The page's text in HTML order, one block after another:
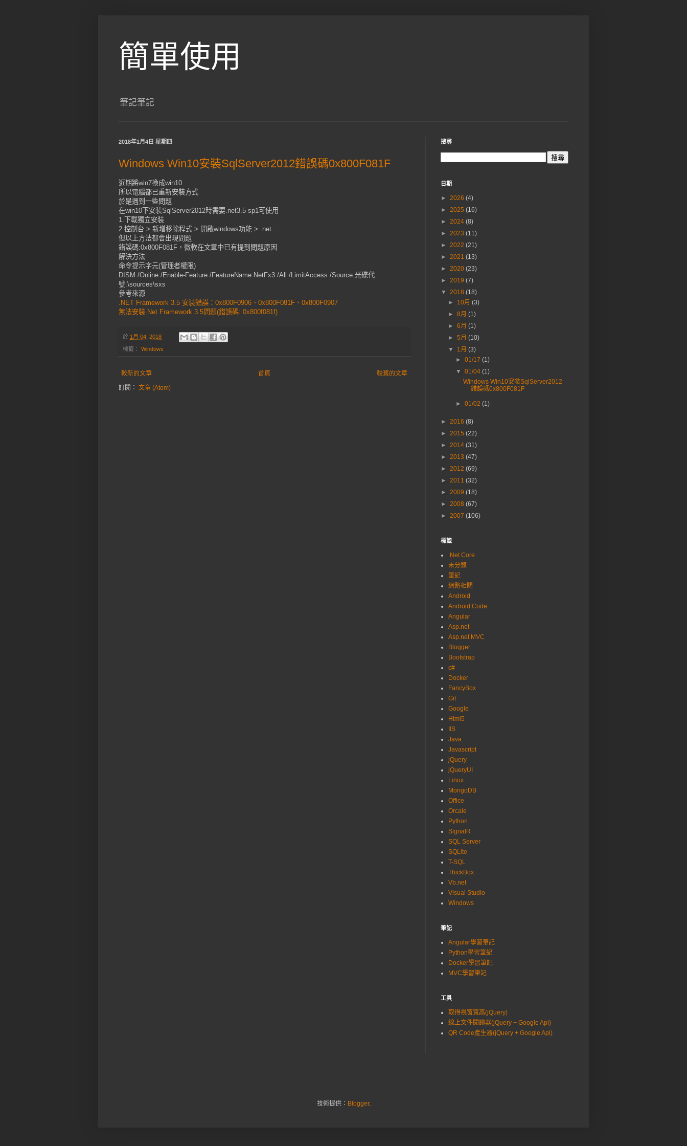
簡單使用
筆記筆記
2018年1月4日 星期四
Windows Win10安裝SqlServer2012錯誤碼0x800F081F
近期將win7換成win10
所以電腦都已重新安裝方式
於是遇到一些問題
在win10下安裝SqlServer2012時需要.net3.5 sp1可使用
1.下載獨立安裝
2.控制台 > 新增移除程式 > 開啟windows功能 > .net...
但以上方法都會出現問題
錯誤碼:0x800F081F，微軟在文章中已有提到問題原因
解決方法
命令提示字元(管理者權限)
DISM /Online /Enable-Feature /FeatureName:NetFx3 /All /LimitAccess /Source:光碟代
號:\sources\sxs
參考來源
.NET Framework 3.5 安裝錯誤：0x800F0906、0x800F081F、0x800F0907
無法安裝.Net Framework 3.5問題(錯誤碼: 0x800f081f)
於 1月 04, 2018
標籤： Windows
較新的文章 較舊的文章
首頁
訂閱： 文章 (Atom)
搜尋
日期
► 2026 (4)
► 2025 (16)
► 2024 (8)
► 2023 (11)
► 2022 (21)
► 2021 (13)
► 2020 (23)
► 2019 (7)
▼ 2018 (18)
► 10月(3)
►8月(1)
►6月(1)
►5月(10)
▼ 1月(3)
► 01/17 (1)
▼ 01/04 (1)
Windows Win10安裝SqlServer2012
錯誤碼0x800F081F
► 01/02 (1)
► 2016 (8)
► 2015 (22)
► 2014 (31)
► 2013 (47)
► 2012 (69)
► 2011 (32)
► 2009 (18)
► 2008 (67)
► 2007 (106)
標籤
.Net Core
未分類
筆記
網路相關
Android
Android Code
Angular
Asp.net
Asp.net MVC
Blogger
Bootstrap
c#
Docker
FancyBox
Git
Google
Html5
IIS
Java
Javascript
jQuery
jQueryUI
Linux
MongoDB
Office
Orcale
Python
SignalR
SQL Server
SQLite
T-SQL
ThickBox
Vb.net
Visual Studio
Windows
筆記
Angular學習筆記
Python學習筆記
Docker學習筆記
MVC學習筆記
工具
取得視窗寬高(jQuery)
線上文件閱讀器(jQuery + Google Api)
QR Code產生器(jQuery + Google Api)
技術提供： Blogger.